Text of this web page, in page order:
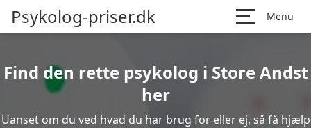
Psykolog-priser.dk Menu
Find den rette psykolog i Store Andst
her
Uanset om du ved hvad du har brug for eller ej, så få hjælp